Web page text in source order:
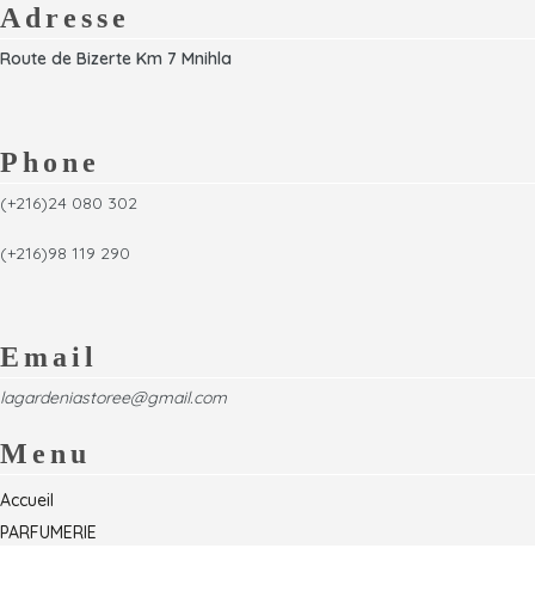
Adresse
Route de Bizerte Km 7 Mnihla
Phone
(+216)24 080 302
(+216)98 119 290
Email
lagardeniastoree@gmail.com
Menu
Accueil
PARFUMERIE